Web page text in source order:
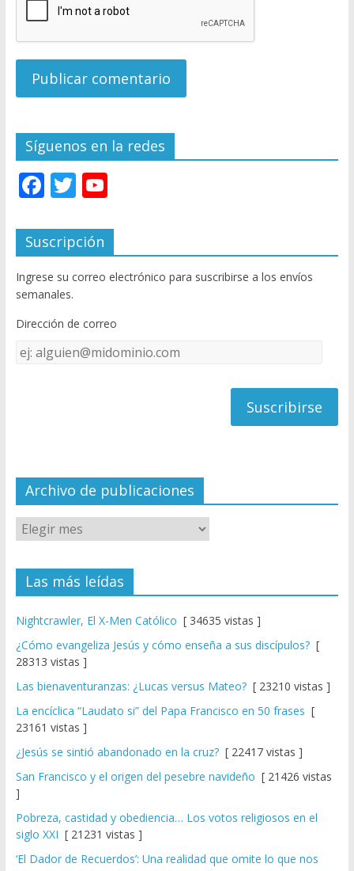
Síguenos en la redes
F
e
b
o
o
k
T
itt
er
Y
u
T
u
e
C
el
Suscripción
Ingrese su correo electrónico para suscribirse a los envíos
semanales.
Dirección de correo
Dirección
de
Archivo de publicaciones
Las más leídas
Nightcrawler, El X-Men Católico [ 34635 vistas ]
¿Cómo evangeliza Jesús y cómo enseña a sus discípulos?[
28313 vistas ]
Las bienaventuranzas: ¿Lucas versus Mateo?[ 23210 vistas ]
La encíclica “Laudato si” del Papa Francisco en 50 frases [
23161 vistas ]
¿Jesús se sintió abandonado en la cruz?[ 22417 vistas ]
San Francisco y el origen del pesebre navideño [ 21426 vistas
]
Pobreza, castidad y obediencia… Los votos religiosos en el
siglo XXI [ 21231 vistas ]
‘El Dador de Recuerdos’: Una realidad que omite lo que nos